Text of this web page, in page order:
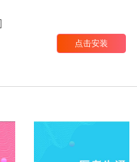
点击安装